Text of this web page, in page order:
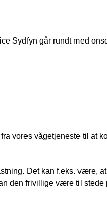
Sydfyn går rundt med
vores vågetjeneste til at
Det kan f.eks. være,
den frivillige være til